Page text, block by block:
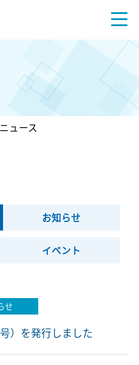
ュース
お知らせ
イベント
せ
）を発行しました